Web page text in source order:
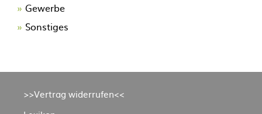
Gewerbe
Sonstiges
>>Vertrag widerrufen<<